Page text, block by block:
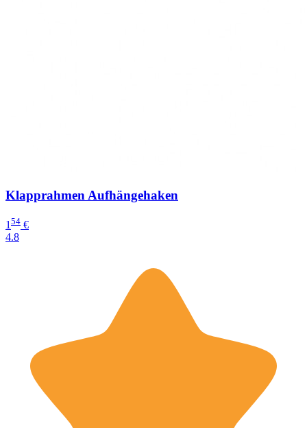
Klapprahmen Aufhängehaken
1 54 €
4.8